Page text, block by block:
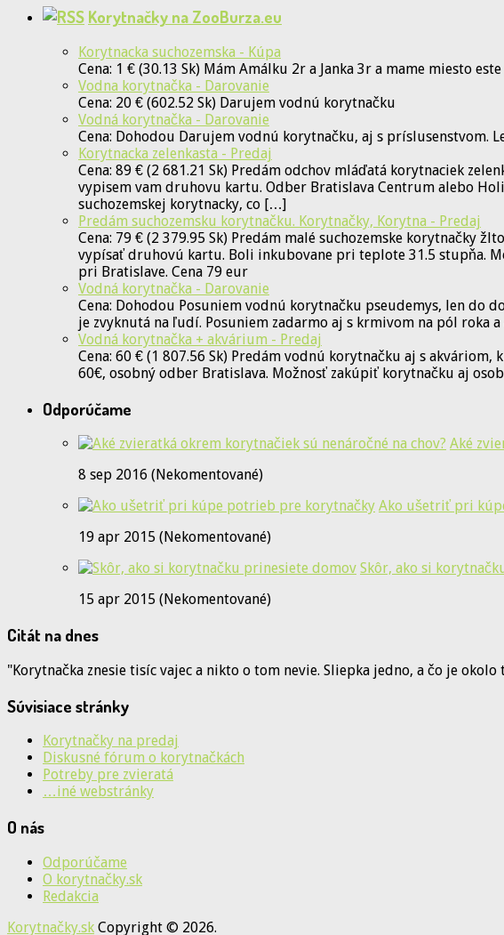
Korytnačky na ZooBurza.eu
Korytnacka suchozemska - Kúpa
Cena: 1 € (30.13 Sk) Mám Amálku 2r a Janka 3r a mame miesto
Vodna korytnačka - Darovanie
Cena: 20 € (602.52 Sk) Darujem vodnú korytnačku
Vodná korytnačka - Darovanie
Cena: Dohodou Darujem vodnú korytnačku, aj s príslusenstvom.
Korytnacka zelenkasta - Predaj
Cena: 89 € (2 681.21 Sk) Predám odchov mláďatá korytnaciek
vypisem vam druhovu kartu. Odber Bratislava Centrum alebo
suchozemskej korytnacky, co […]
Predám suchozemsku korytnačku. Korytnačky, Korytna - Predaj
Cena: 79 € (2 379.95 Sk) Predám malé suchozemske korytnačky
vypísať druhovú kartu. Boli inkubovane pri teplote 31.5 stupňa.
pri Bratislave. Cena 79 eur
Vodná korytnačka - Darovanie
Cena: Dohodou Posuniem vodnú korytnačku pseudemys, len do
je zvyknutá na ľudí. Posuniem zadarmo aj s krmivom na pól
Vodná korytnačka + akvárium - Predaj
Cena: 60 € (1 807.56 Sk) Predám vodnú korytnačku aj s
60€, osobný odber Bratislava. Možnosť zakúpiť korytnačku aj
Odporúčame
Aké
8 sep 2016 (Nekomentované)
Ako ušetriť pri
19 apr 2015 (Nekomentované)
Skôr, ako si
15 apr 2015 (Nekomentované)
Citát na dnes
"Korytnačka znesie tisíc vajec a nikto o tom nevie. Sliepka jedno, a čo je okolo
Súvisiace stránky
Korytnačky na predaj
Diskusné fórum o korytnačkách
Potreby pre zvieratá
…iné webstránky
O nás
Odporúčame
O korytnačky.sk
Redakcia
Korytnačky.sk Copyright © 2026.